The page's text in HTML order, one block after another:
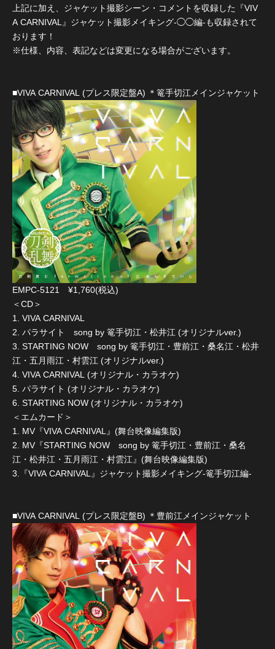
上記に加え、ジャケット撮影シーン・コメントを収録した『VIV
A CARNIVAL』ジャケット撮影メイキング-◯◯編-も収録されて
おります！
※仕様、内容、表記などは変更になる場合がございます。
■VIVA CARNIVAL (プレス限定盤A) ＊篭手切江メインジャケット
EMPC-5121 ¥1,760(税込)
＜CD＞
1. VIVA CARNIVAL
2. パラサイト song by 篭手切江・松井江 (オリジナルver.)
3. STARTING NOW song by 篭手切江・豊前江・桑名江・松井
江・五月雨江・村雲江 (オリジナルver.)
4. VIVA CARNIVAL (オリジナル・カラオケ)
5. パラサイト (オリジナル・カラオケ)
6. STARTING NOW (オリジナル・カラオケ)
＜エムカード＞
1. MV『VIVA CARNIVAL』(舞台映像編集版)
2. MV『STARTING NOW song by 篭手切江・豊前江・桑名
江・松井江・五月雨江・村雲江』(舞台映像編集版)
3.『VIVA CARNIVAL』ジャケット撮影メイキング-篭手切江編-
■VIVA CARNIVAL (プレス限定盤B) ＊豊前江メインジャケット